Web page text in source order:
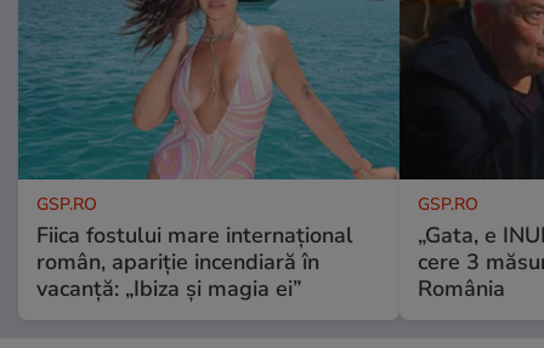
GSP.RO
Fiica fostului mare internațional
român, apariție incendiară în
vacanță: „Ibiza și magia ei”
GSP.RO
„Gata, e
cere 3
România